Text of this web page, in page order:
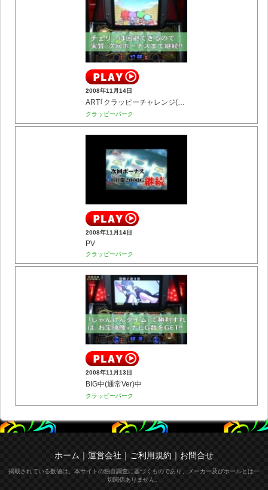
2008年11月14日
ART｢クラッピーチャレンジ(通常)｣中
クラッピーパーク
2008年11月14日
PV
クラッピーパーク
2008年11月13日
BIG中(通常Ver)中
クラッピーパーク
ホーム ｜ 運営会社 ｜ ご利用規約 ｜ お問合せ
掲載されている数値は、本サイトの独自調査に基づくものであり、メーカー及びホールとは一
切関係ありません。